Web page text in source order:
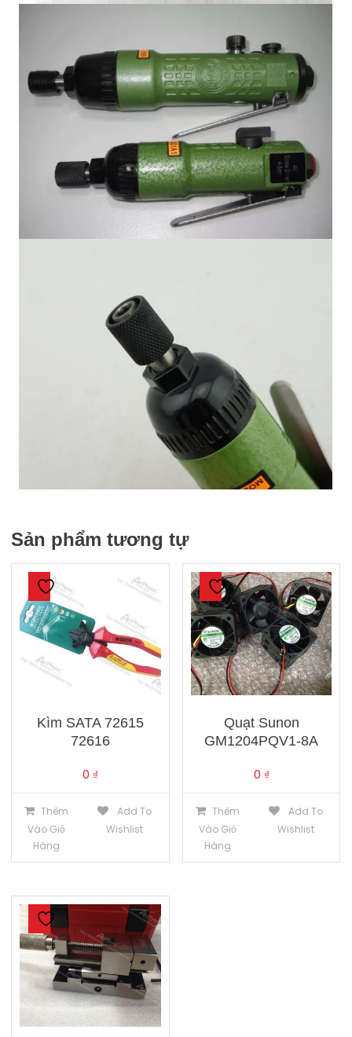
Sản phẩm tương tự
Kìm SATA 72615
72616
0 ₫
Thêm
Vào Giỏ
Hàng
Add To
Wishlist
Quạt Sunon
GM1204PQV1-8A
0 ₫
Thêm
Vào Giỏ
Hàng
Add To
Wishlist